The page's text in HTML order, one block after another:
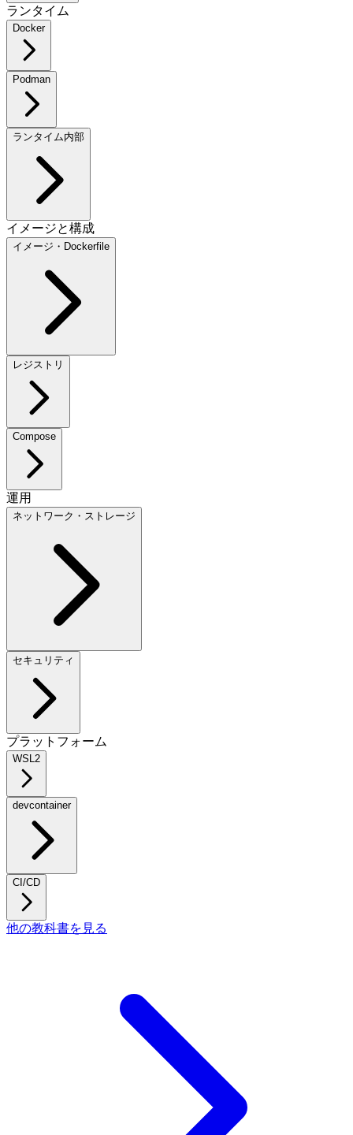
ランタイム
Docker
Podman
ランタイム内部
イメージと構成
イメージ・Dockerfile
レジストリ
Compose
運用
ネットワーク・ストレージ
セキュリティ
プラットフォーム
WSL2
devcontainer
CI/CD
他の教科書を見る